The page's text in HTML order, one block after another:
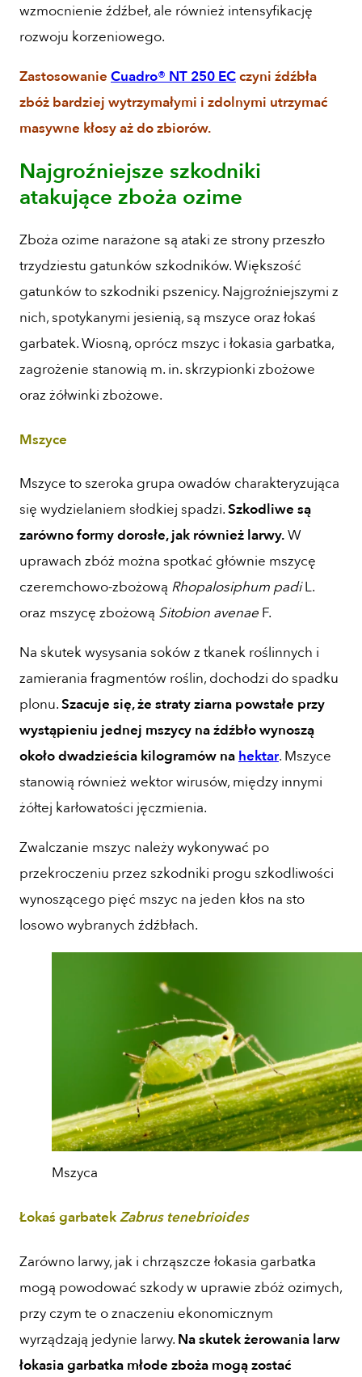
wzmocnienie źdźbeł, ale również intensyfikację
rozwoju korzeniowego.
Zastosowanie Cuadro® NT 250 ECczyni źdźbła
zbóż bardziej wytrzymałymi i zdolnymi utrzymać
masywne kłosy aż do zbiorów.
Najgroźniejsze szkodniki
atakujące zboża ozime
Zboża ozime narażone są ataki ze strony przeszło
trzydziestu gatunków szkodników. Większość
gatunków to szkodniki pszenicy. Najgroźniejszymi z
nich, spotykanymi jesienią, są mszyce oraz łokaś
garbatek. Wiosną, oprócz mszyc i łokasia garbatka,
zagrożenie stanowią m. in. skrzypionki zbożowe
oraz żółwinki zbożowe.
Mszyce
Mszyce to szeroka grupa owadów charakteryzująca
się wydzielaniem słodkiej spadzi.Szkodliwe są
zarówno formy dorosłe, jak również larwy.W
uprawach zbóż można spotkać głównie mszycę
czeremchowo-zbożową Rhopalosiphum padiL.
oraz mszycę zbożową Sitobion avenae F.
Na skutek wysysania soków z tkanek roślinnych i
zamierania fragmentów roślin, dochodzi do spadku
plonu.Szacuje się, że straty ziarna powstałe przy
wystąpieniu jednej mszycy na źdźbło wynoszą
około dwadzieścia kilogramów na hektar. Mszyce
stanowią również wektor wirusów, między innymi
żółtej karłowatości jęczmienia.
Zwalczanie mszyc należy wykonywać po
przekroczeniu przez szkodniki progu szkodliwości
wynoszącego pięć mszyc na jeden kłos na sto
losowo wybranych źdźbłach.
Mszyca
Łokaś garbatekZabrus tenebrioides
Zarówno larwy, jak i chrząszcze łokasia garbatka
mogą powodować szkody w uprawie zbóż ozimych,
przy czym te o znaczeniu ekonomicznym
wyrządzają jedynie larwy. Na skutek żerowania larw
łokasia garbatka młode zboża mogą zostać